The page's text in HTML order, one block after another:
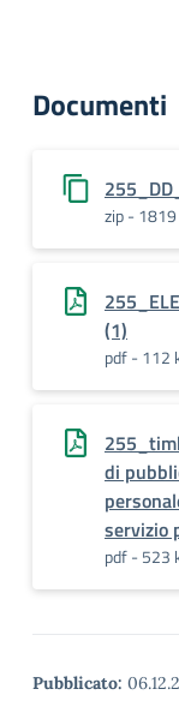
Documenti
zip -
(1)
pdf - 112
di
servizio
pdf - 523
Pubblicato: